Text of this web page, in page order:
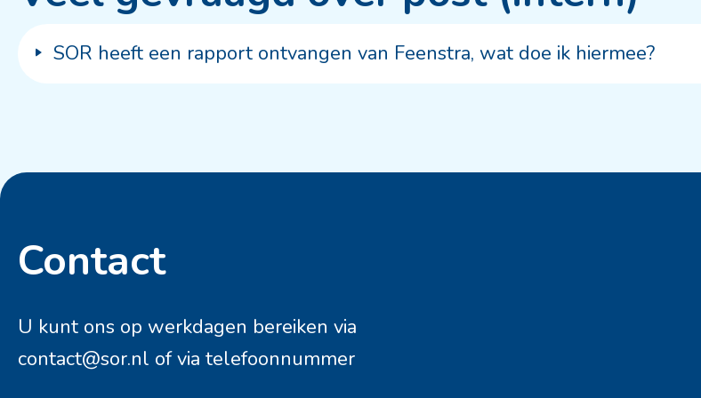
SOR heeft een rapport ontvangen van Feenstra, wat doe ik hiermee?
Contactinformatie
Contact
U kunt ons op werkdagen bereiken via
contact@sor.nl of via telefoonnummer